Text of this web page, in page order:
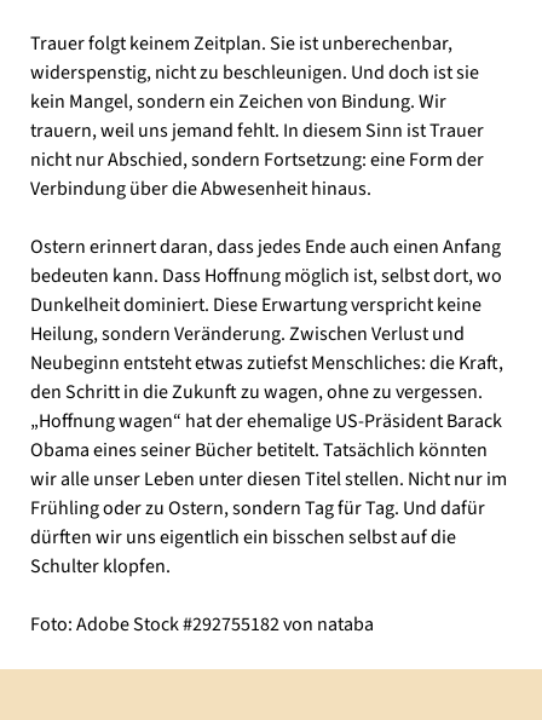
Trauer folgt keinem Zeitplan. Sie ist unberechenbar,
widerspenstig, nicht zu beschleunigen. Und doch ist sie
kein Mangel, sondern ein Zeichen von Bindung. Wir
trauern, weil uns jemand fehlt. In diesem Sinn ist Trauer
nicht nur Abschied, sondern Fortsetzung: eine Form der
Verbindung über die Abwesenheit hinaus.
Ostern erinnert daran, dass jedes Ende auch einen Anfang
bedeuten kann. Dass Hoffnung möglich ist, selbst dort, wo
Dunkelheit dominiert. Diese Erwartung verspricht keine
Heilung, sondern Veränderung. Zwischen Verlust und
Neubeginn entsteht etwas zutiefst Menschliches: die Kraft,
den Schritt in die Zukunft zu wagen, ohne zu vergessen.
„Hoffnung wagen“ hat der ehemalige US-Präsident Barack
Obama eines seiner Bücher betitelt. Tatsächlich könnten
wir alle unser Leben unter diesen Titel stellen. Nicht nur im
Frühling oder zu Ostern, sondern Tag für Tag. Und dafür
dürften wir uns eigentlich ein bisschen selbst auf die
Schulter klopfen.
Foto: Adobe Stock #292755182 von nataba